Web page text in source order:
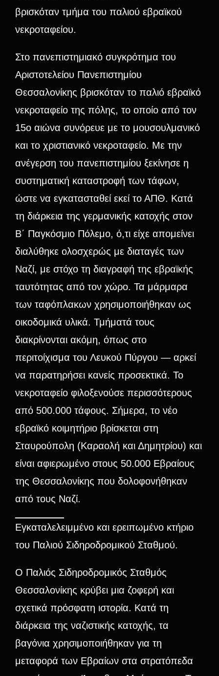
βρισκόταν τμήμα του παλιού εβραϊκού
νεκροταφείου.
Στο πανεπιστημιακό συγκρότημα του
Αριστοτελείου Πανεπιστημίου
Θεσσαλονίκης βρισκόταν το παλιό εβραϊκό
νεκροταφείο της πόλης, το οποίο από τον
15ο αιώνα συνόρευε με το μουσουλμανικό
και το χριστιανικό νεκροταφείο. Με την
ανέγερση του πανεπιστημίου ξεκίνησε η
συστηματική καταστροφή των τάφων,
ώστε να εγκατασταθεί εκεί το ΑΠΘ. Κατά
τη διάρκεια της γερμανικής κατοχής στον
Β΄ Παγκόσμιο Πόλεμο, ό,τι είχε απομείνει
διαλύθηκε ολοσχερώς με διαταγές των
Ναζί, με στόχο τη διαγραφή της εβραϊκής
ταυτότητας από τον χώρο. Τα μάρμαρα
των ταφόπλακων χρησιμοποιήθηκαν ως
οικοδομικά υλικά. Τμήματά τους
διακρίνονται ακόμη, όπως στο
περιτοίχισμα του Λευκού Πύργου — αρκεί
να παρατηρήσει κανείς προσεκτικά. Το
νεκροταφείο φιλοξενούσε περισσότερους
από 500.000 τάφους. Σήμερα, το νέο
εβραϊκό κοιμητήριο βρίσκεται στη
Σταυρούπολη (Καραολή και Δημητρίου) και
είναι αφιερωμένο στους 50.000 Εβραίους
της Θεσσαλονίκης που δολοφονήθηκαν
από τους Ναζί.
Εγκαταλελειμμένο και ερειπωμένο κτήριο
του Παλιού Σιδηροδρομικού Σταθμού.
Ο Παλιός Σιδηροδρομικός Σταθμός
Θεσσαλονίκης κρύβει μια ζοφερή και
σχετικά πρόσφατη ιστορία. Κατά τη
διάρκεια της ναζιστικής κατοχής, τα
βαγόνια χρησιμοποιήθηκαν για τη
μεταφορά των Εβραίων στα στρατόπεδα